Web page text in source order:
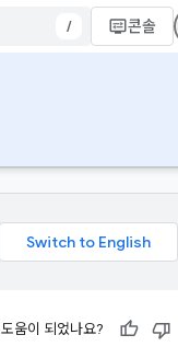
/ 콘솔
도움이 되었나요?